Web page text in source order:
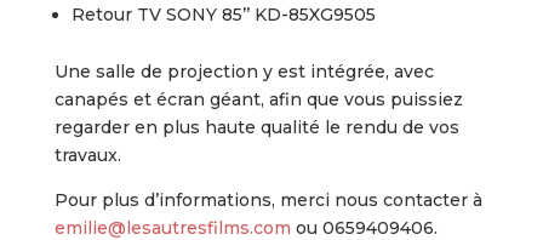
Retour TV SONY 85’’ KD-85XG9505
Une salle de projection y est intégrée, avec
canapés et écran géant, afin que vous puissiez
regarder en plus haute qualité le rendu de vos
travaux.
Pour plus d’informations, merci nous contacter à
emilie@lesautresfilms.com ou 0659409406.